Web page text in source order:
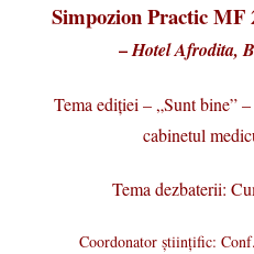
Simpozion Practic MF
–Hotel Afrodita,
Tema ediției – „Sunt bine”
cabinetul
Tema dezbaterii:
Coordonator științific: